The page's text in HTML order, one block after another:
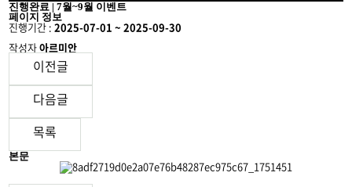
진행완료 | 7월~9월 이벤트
페이지 정보
진행기간 :2025-07-01 ~ 2025-09-30
작성자아르미안
이전글
다음글
목록
본문